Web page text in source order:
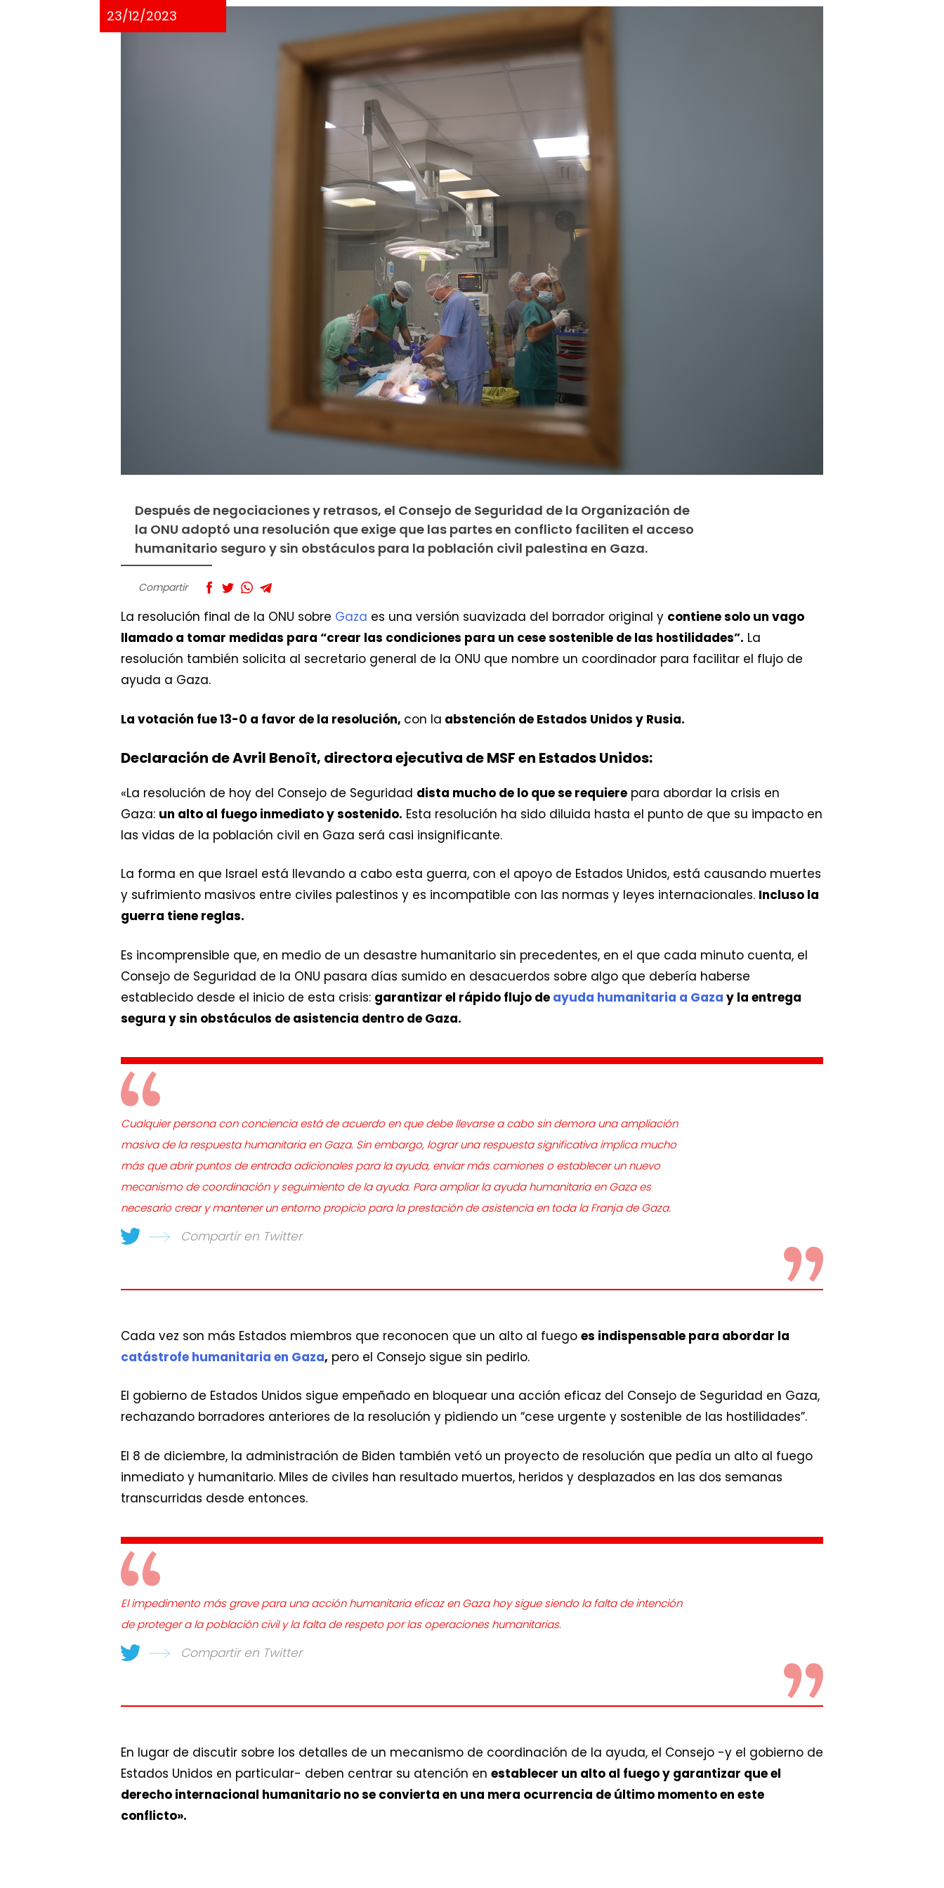
23/12/2023
Después de negociaciones y retrasos, el Consejo de Seguridad de la Organización de
la ONU adoptó una resolución que exige que las partes en conflicto faciliten el acceso
humanitario seguro y sin obstáculos para la población civil palestina en Gaza.
Compartir
La resolución final de la ONU sobre Gaza es una versión suavizada del borrador original y contiene solo un vago
llamado a tomar medidas para “crear las condiciones para un cese sostenible de las hostilidades”. La
resolución también solicita al secretario general de la ONU que nombre un coordinador para facilitar el flujo de
ayuda a Gaza.
La votación fue 13-0 a favor de la resolución, con la abstención de Estados Unidos y Rusia.
Declaración de Avril Benoît, directora ejecutiva de MSF en Estados Unidos:
«La resolución de hoy del Consejo de Seguridad dista mucho de lo que se requiere para abordar la crisis en
Gaza: un alto al fuego inmediato y sostenido. Esta resolución ha sido diluida hasta el punto de que su impacto en
las vidas de la población civil en Gaza será casi insignificante.
La forma en que Israel está llevando a cabo esta guerra, con el apoyo de Estados Unidos, está causando muertes
y sufrimiento masivos entre civiles palestinos y es incompatible con las normas y leyes internacionales. Incluso la
guerra tiene reglas.
Es incomprensible que, en medio de un desastre humanitario sin precedentes, en el que cada minuto cuenta, el
Consejo de Seguridad de la ONU pasara días sumido en desacuerdos sobre algo que debería haberse
establecido desde el inicio de esta crisis: garantizar el rápido flujo de ayuda humanitaria a Gaza y la entrega
segura y sin obstáculos de asistencia dentro de Gaza.
Cualquier persona con conciencia está de acuerdo en que debe llevarse a cabo sin demora una ampliación
masiva de la respuesta humanitaria en Gaza. Sin embargo, lograr una respuesta significativa implica mucho
más que abrir puntos de entrada adicionales para la ayuda, enviar más camiones o establecer un nuevo
mecanismo de coordinación y seguimiento de la ayuda. Para ampliar la ayuda humanitaria en Gaza es
necesario crear y mantener un entorno propicio para la prestación de asistencia en toda la Franja de Gaza.
Compartir en Twitter
Cada vez son más Estados miembros que reconocen que un alto al fuego es indispensable para abordar la
catástrofe humanitaria en Gaza, pero el Consejo sigue sin pedirlo.
El gobierno de Estados Unidos sigue empeñado en bloquear una acción eficaz del Consejo de Seguridad en Gaza,
rechazando borradores anteriores de la resolución y pidiendo un “cese urgente y sostenible de las hostilidades”.
El 8 de diciembre, la administración de Biden también vetó un proyecto de resolución que pedía un alto al fuego
inmediato y humanitario. Miles de civiles han resultado muertos, heridos y desplazados en las dos semanas
transcurridas desde entonces.
El impedimento más grave para una acción humanitaria eficaz en Gaza hoy sigue siendo la falta de intención
de proteger a la población civil y la falta de respeto por las operaciones humanitarias.
Compartir en Twitter
En lugar de discutir sobre los detalles de un mecanismo de coordinación de la ayuda, el Consejo -y el gobierno de
Estados Unidos en particular- deben centrar su atención en establecer un alto al fuego y garantizar que el
derecho internacional humanitario no se convierta en una mera ocurrencia de último momento en este
conflicto».